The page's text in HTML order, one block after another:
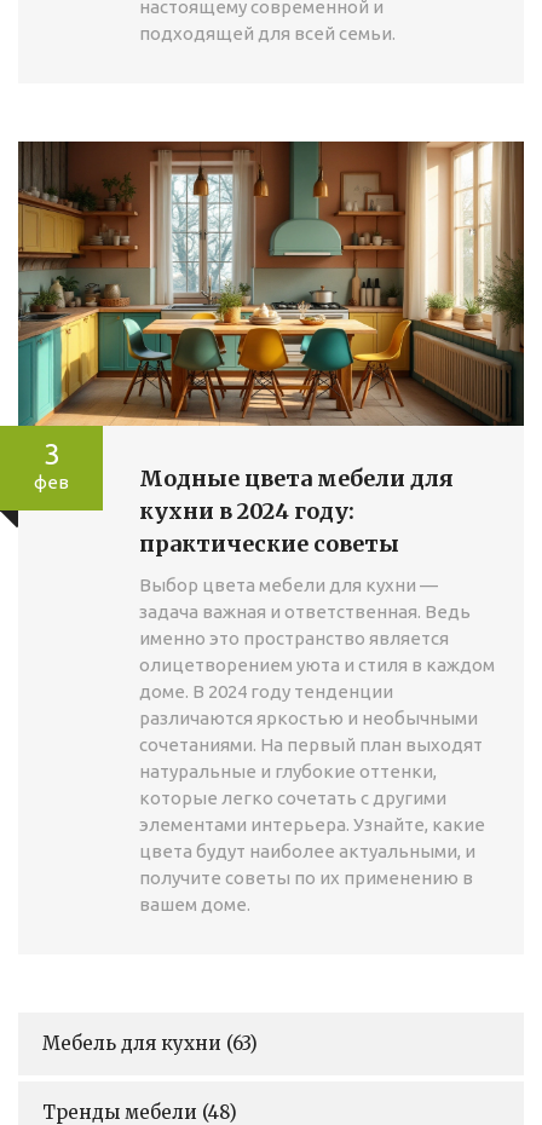
настоящему современной и
подходящей для всей семьи.
3
фев
Модные цвета мебели для
кухни в 2024 году:
практические советы
Выбор цвета мебели для кухни —
задача важная и ответственная. Ведь
именно это пространство является
олицетворением уюта и стиля в каждом
доме. В 2024 году тенденции
различаются яркостью и необычными
сочетаниями. На первый план выходят
натуральные и глубокие оттенки,
которые легко сочетать с другими
элементами интерьера. Узнайте, какие
цвета будут наиболее актуальными, и
получите советы по их применению в
вашем доме.
Мебель для кухни (63)
Тренды мебели (48)